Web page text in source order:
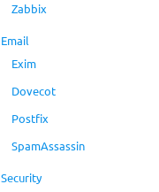
Zabbix
Email
Exim
Dovecot
Postfix
SpamAssassin
Security